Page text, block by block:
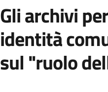
Gli archivi
identità
sul "ruolo